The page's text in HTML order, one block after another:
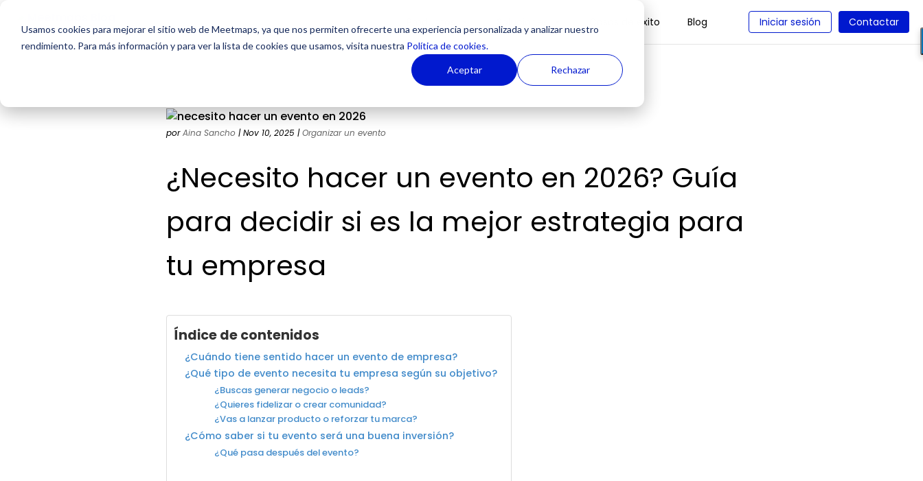
Usamos cookies para mejorar el sitio web de Meetmaps, ya que nos permiten ofrecerte una experiencia personalizada y analizar nuestro
rendimiento. Para más información y para ver la lista de cookies que usamos, visita nuestra Política de cookies.
Aceptar Rechazar
Casos de éxito Blog Iniciar sesión Contactar
¿Necesito hacer un evento en 2026? Guía
para decidir si es la mejor estrategia para
tu empresa
porAina Sancho |Nov 10, 2025 |Organizar un evento
Índice de contenidos
¿Cuándo tiene sentido hacer un evento de empresa?
¿Qué tipo de evento necesita tu empresa según su objetivo?
¿Buscas generar negocio o leads?
¿Quieres fidelizar o crear comunidad?
¿Vas a lanzar producto o reforzar tu marca?
¿Cómo saber si tu evento será una buena inversión?
¿Qué pasa después del evento?